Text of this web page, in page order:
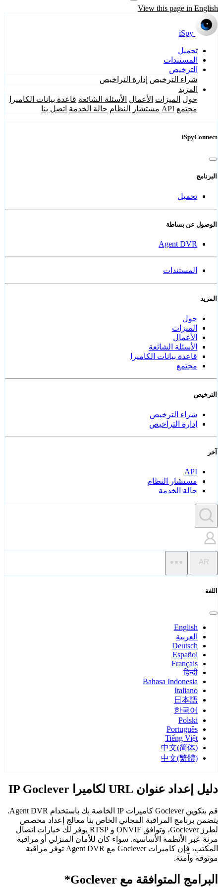
View this page in English
iSpy
تحميل
المستندات
الترخيص
شراء الترخيص إدارة التراخيص
المزيد
حول الميزات الأعمال الأسئلة الشائعة قاعدة بيانات الكاميرا
مجتمع API مستشار النظام حالة الخدمة اتصل بنا
iSpyConnect
البرنامج
تحميل
الوصول عن بساطة
Agent DVR
المستندات
المزيد
حول
الميزات
الأعمال
الأسئلة الشائعة
قاعدة بيانات الكاميرا
مجتمع
الترخيص
شراء الترخيص
إدارة التراخيص
آخر
API
مستشار النظام
حالة الخدمة
AR
اللغة
English
العربية
Deutsch
Español
Français
हिन्दी
Bahasa Indonesia
Italiano
日本語
한국어
Polski
Português
Tiếng Việt
中文(简体)
中文(繁體)
دليل إعداد عنوان URL لكاميرا IP Goclever
قم بتكوين Goclever كاميرات IP الخاصة بك باستخدام Agent DVR.
يتضمن برنامج المراقبة المجاني الخاص بنا معالج إعداد مخصص
لطرز Goclever، وتوافق ONVIF و RTSP يوفر لك خيارات اتصال
مرنة عبر الأنظمة الأساسية. سواء كان للأمان المنزلي أو مراقبة
المكتب، فإن كاميرات Goclever مع Agent DVR توفر مراقبة
موثوقة وآمنة.
البرامج المتوافقة مع Goclever*